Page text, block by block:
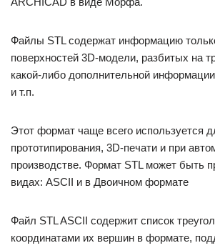
Файлы STL содержат информацию
поверхностей 3D-модели, разбитых на
какой-либо дополнительной
и т.п.
Этот формат чаще всего используется
прототипирования, 3D-печати и при
производстве. Формат STL может быть
видах: ASCII и в Двоичном формате
Файл STL ASCII содержит список
координатами их вершин в формате,